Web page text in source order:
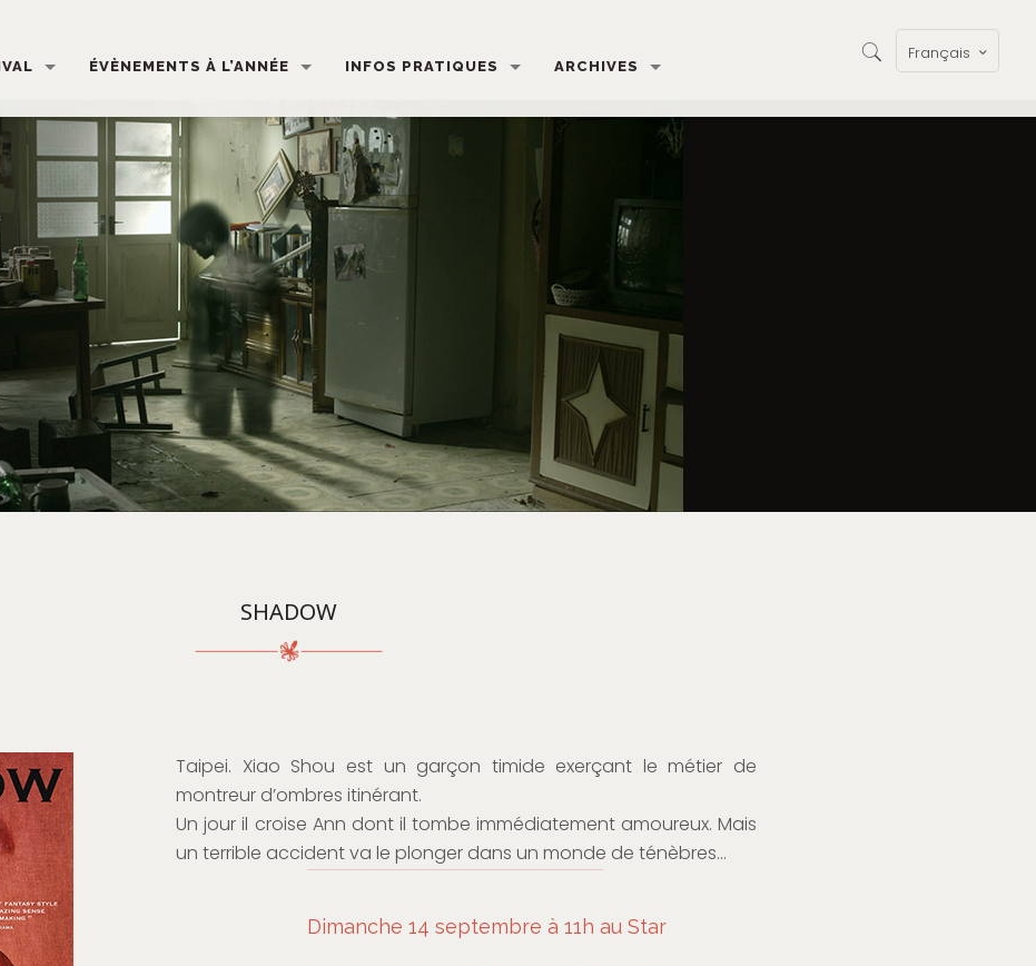
ÉVÈNEMENTS À L’ANNÉE INFOS PRATIQUES ARCHIVES
Français
SHADOW
Taipei. Xiao Shou est un garçon timide exerçant le métier de
montreur d’ombres itinérant.
Un jour il croise Ann dont il tombe immédiatement amoureux. Mais
un terrible accident va le plonger dans un monde de ténèbres…
Dimanche 14 septembre à 11h au Star